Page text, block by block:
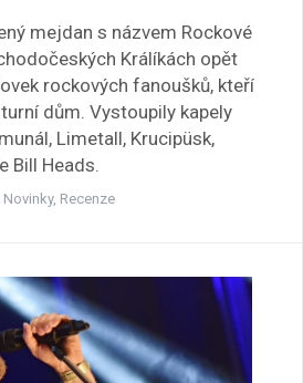
mejdan s názvem Rockové
Králíkách opět
rockových fanoušků, kteří
dům. Vystoupily kapely
Limetall, Krucipüsk,
Bill Heads.
Novinky, Recenze